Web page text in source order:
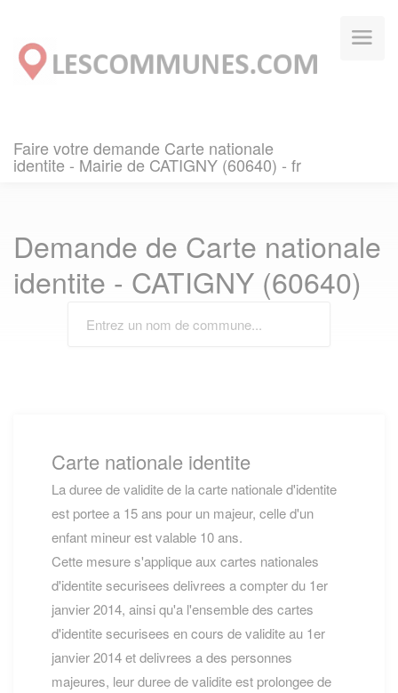
Faire votre demande Carte nationale
identite - Mairie de CATIGNY (60640) - fr
Demande de Carte nationale
identite - CATIGNY (60640)
Carte nationale identite
La duree de validite de la carte nationale d'identite
est portee a 15 ans pour un majeur, celle d'un
enfant mineur est valable 10 ans.
Cette mesure s'applique aux cartes nationales
d'identite securisees delivrees a compter du 1er
janvier 2014, ainsi qu'a l'ensemble des cartes
d'identite securisees en cours de validite au 1er
janvier 2014 et delivrees a des personnes
majeures, leur duree de validite est prolongee de